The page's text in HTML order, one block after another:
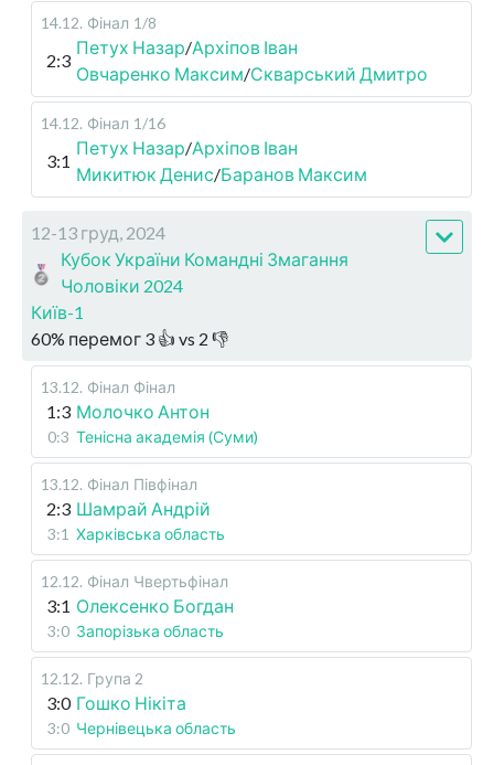
14.12. Фінал 1/8
2:3
Петух Назар/Архіпов Іван
Овчаренко Максим/Скварський Дмитро
14.12. Фінал 1/16
3:1
Петух Назар/Архіпов Іван
Микитюк Денис/Баранов Максим
12-13 груд, 2024
Кубок України Командні Змагання
Чоловіки 2024
Київ-1
60% перемог 3 👍 vs 2 👎
13.12. Фінал Фінал
1:3 Молочко Антон
0:3 Тенісна академія (Суми)
13.12. Фінал Півфінал
2:3 Шамрай Андрій
3:1 Харківська область
12.12. Фінал Чвертьфінал
3:1 Олексенко Богдан
3:0 Запорізька область
12.12. Група 2
3:0 Гошко Нікіта
3:0 Чернівецька область